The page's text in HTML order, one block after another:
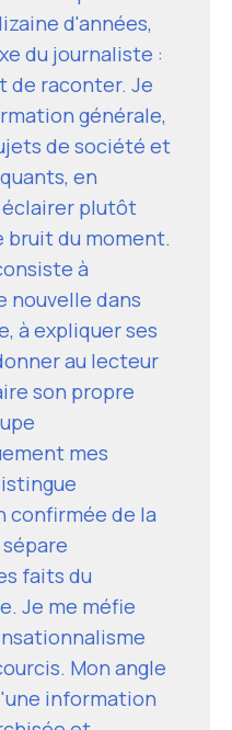
d'années,
du journaliste :
de raconter. Je
générale,
de société et
en
plutôt
bruit du moment.
à
nouvelle dans
à expliquer ses
au lecteur
son propre
mes
confirmée de la
faits du
Je me méfie
Mon angle
information